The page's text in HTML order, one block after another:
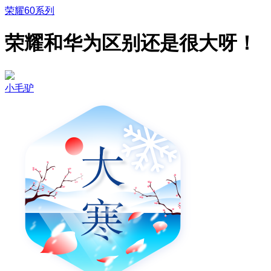
荣耀60系列
荣耀和华为区别还是很大呀！
小毛驴